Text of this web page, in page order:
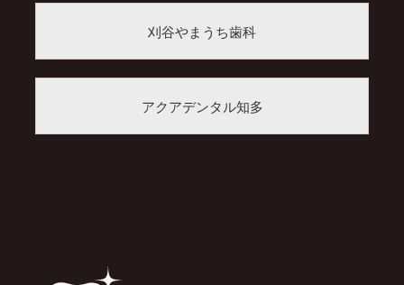
刈谷やまうち歯科
アクアデンタル知多